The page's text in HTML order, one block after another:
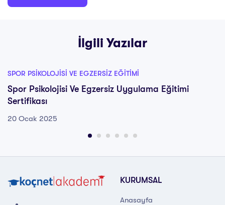
İlgili Yazılar
SPOR PSIKOLOJISI VE EGZERSIZ EĞITIMI
Spor Psikolojisi Ve Egzersiz Uygulama Eğitimi
Sertifikası
20 Ocak 2025
KURUMSAL
Anasayfa